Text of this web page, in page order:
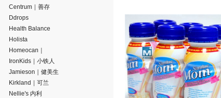
Centrum｜善存
Ddrops
Health Balance
Holista
Homeocan｜
IronKids｜小铁人
Jamieson｜健美生
Kirkland｜可兰
Nellie's 内利